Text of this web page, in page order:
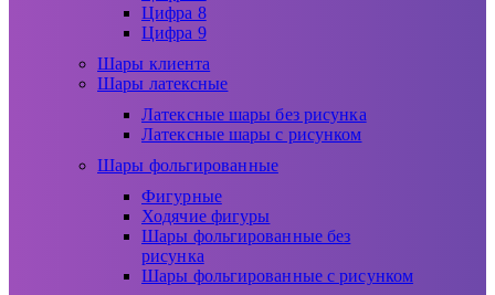
Цифра 8
Цифра 9
Шары клиента
Шары латексные
Латексные шары без рисунка
Латексные шары с рисунком
Шары фольгированные
Фигурные
Ходячие фигуры
Шары фольгированные без
рисунка
Шары фольгированные с рисунком